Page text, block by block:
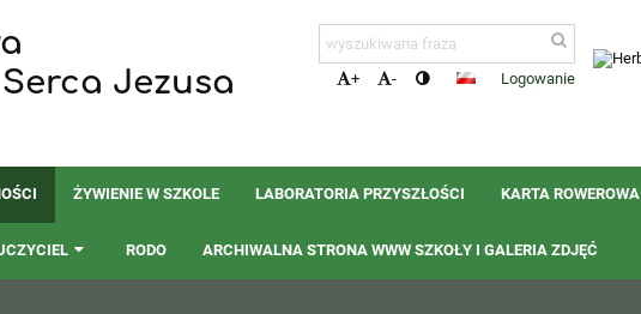
Jezusa
+ - Logowanie
ŻYWIENIE W SZKOLE LABORATORIA PRZYSZŁOŚCI KARTA ROWEROWA
RODO ARCHIWALNA STRONA WWW SZKOŁY I GALERIA ZDJĘĆ